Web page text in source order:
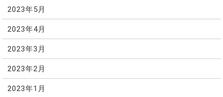
2023年5月
2023年4月
2023年3月
2023年2月
2023年1月